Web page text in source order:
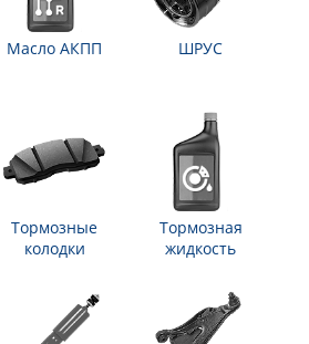
Масло АКПП ШРУС
Тормозные
колодки
Тормозная
жидкость